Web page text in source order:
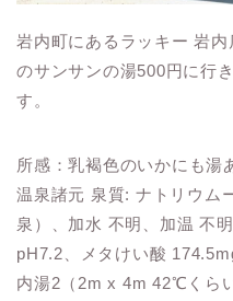
岩内町にあるラッキー 岩
のサンサンの湯500円に行
す。
所感：乳褐色のいかにも湯
温泉諸元 泉質: ナトリウム
泉）、加水 不明、加温 不
pH7.2 、メタけい酸
内湯2 （ 2m x 4m 42℃ くら